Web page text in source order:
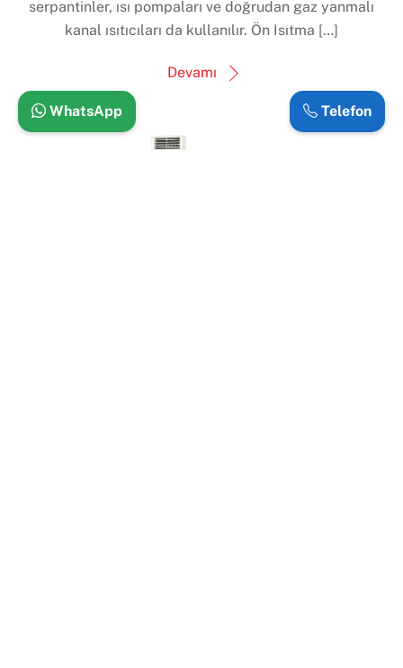
serpantinler, ısı pompaları ve doğrudan gaz yanmalı
kanal ısıtıcıları da kullanılır. Ön Isıtma […]
Devamı
Back
To
Top
Telefon
WhatsApp